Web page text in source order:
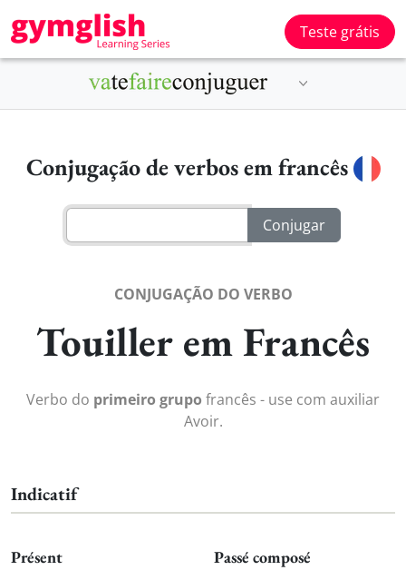
Teste grátis
Conjugação de verbos em francês
CONJUGAÇÃO DO VERBO
Touiller em Francês
Verbo do primeiro grupo francês - use com auxiliar
Avoir.
Indicatif
Présent Passé composé